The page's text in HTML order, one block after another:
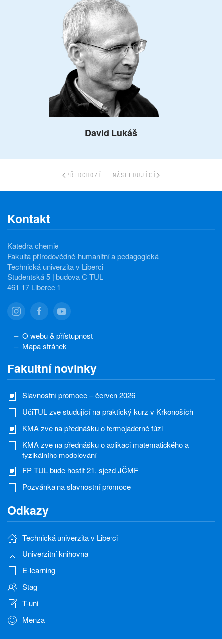
David Lukáš
PŘEDCHOZÍ NÁSLEDUJÍCÍ
Kontakt
Katedra chemie
Fakulta přírodovědně-humanitní a pedagogická
Technická univerzita v Liberci
Studentská 5 | budova C TUL
461 17 Liberec 1
O webu & přístupnost
Mapa stránek
Fakultní novinky
Slavnostní promoce – červen 2026
UčiTUL zve studující na praktický kurz v Krkonoších
KMA zve na přednášku o termojaderné fúzi
KMA zve na přednášku o aplikaci matematického a
fyzikálního modelování
FP TUL bude hostit 21. sjezd JČMF
Pozvánka na slavnostní promoce
Odkazy
Technická univerzita v Liberci
Univerzitní knihovna
E-learning
Stag
T-uni
Menza